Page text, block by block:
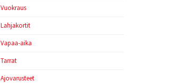
Vuokraus
Lahjakortit
Vapaa-aika
Tarrat
Ajovarusteet